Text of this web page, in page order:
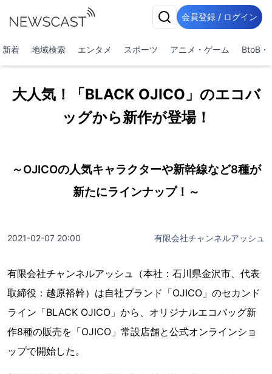
会員登録 / ログイン
新着 地域検索 エンタメ スポーツ アニメ・ゲーム BtoB・
大人気！「BLACK OJICO」のエコバ
ッグから新作が登場！
～OJICOの人気キャラクターや新幹線など8種が
新たにラインナップ！～
2021-02-07 20:00 有限会社チャンネルアッシュ
有限会社チャンネルアッシュ（本社：石川県金沢市、代表
取締役：越原裕幹）は自社ブランド「OJICO」のセカンド
ライン「BLACK OJICO」から、オリジナルエコバッグ新
作8種の販売を「OJICO」常設店舗と公式オンラインショ
ップで開始した。